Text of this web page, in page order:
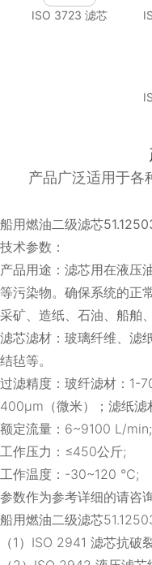
ISO 3723 滤芯
产品广泛适用于各
船用燃油二级滤芯
技术参数：
产品用途：滤芯用在液压
等污染物。确保系统的正
采矿、造纸、石油、船舶
滤芯滤材：玻璃纤维、滤
结毡等。
过滤精度：玻纤滤材：1-
400μm（微米）；滤纸滤
额定流量：6~9100 L/min;
工作压力：≤450公斤;
工作温度：-30~120 ℃;
参数作为参考详细的请咨
船用燃油二级滤芯
（1）ISO 2941 滤芯抗破